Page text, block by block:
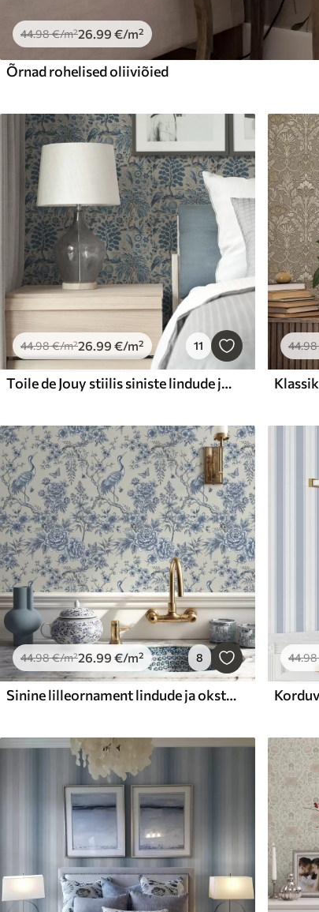
44.98€/m²26.99 €/m²
Õrnad rohelised oliiviõied
44.98€/m²26.99 €/m² 11
Toile de Jouy stiilis siniste lindude ja troopiliste puudega
44.98
44.98€/m²26.99 €/m² 8
Sinine lilleornament lindude ja okstega
44.98